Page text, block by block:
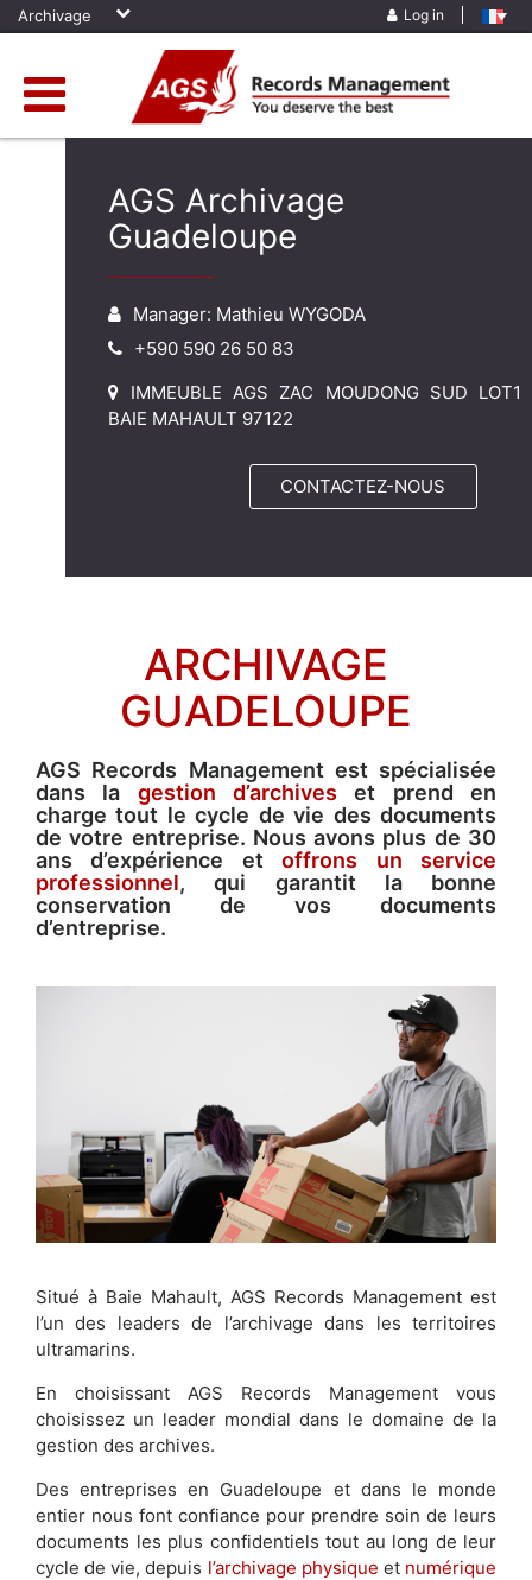
Archivage Log in
AGS Archivage
Guadeloupe
Manager: Mathieu WYGODA
+590 590 26 50 83
IMMEUBLE AGS ZAC MOUDONG SUD LOT1
BAIE MAHAULT 97122
CONTACTEZ-NOUS
ARCHIVAGE
GUADELOUPE
AGS Records Management est spécialisée
dans la gestion d’archives et prend en
charge tout le cycle de vie des documents
de votre entreprise. Nous avons plus de 30
ans d’expérience etoffrons un service
professionnel, qui garantit la bonne
conservation de vos documents
d’entreprise.
Situé à Baie Mahault, AGS Records Management est
l’un des leaders de l’archivage dans les territoires
ultramarins.
En choisissant AGS Records Management vous
choisissez un leader mondial dans le domaine de la
gestion des archives.
Des entreprises en Guadeloupe et dans le monde
entier nous font confiance pour prendre soin de leurs
documents les plus confidentiels tout au long de leur
cycle de vie, depuis l’archivage physique et numérique